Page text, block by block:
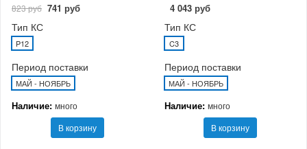
823 руб 741 руб
Тип КС
P12
Период поставки
МАЙ - НОЯБРЬ
Наличие: много
В корзину
4 043 руб
Тип КС
C3
Период поставки
МАЙ - НОЯБРЬ
Наличие: много
В корзину